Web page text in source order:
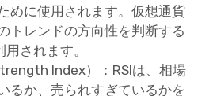
めに使用されます。仮想通貨
トレンドの方向性を判断する
されます。
Index）：RSIは、相場
るか、売られすぎているかを